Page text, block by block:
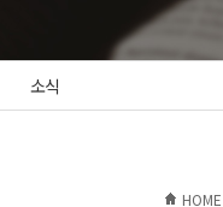
선교·교육센터
소식
소식
HOME